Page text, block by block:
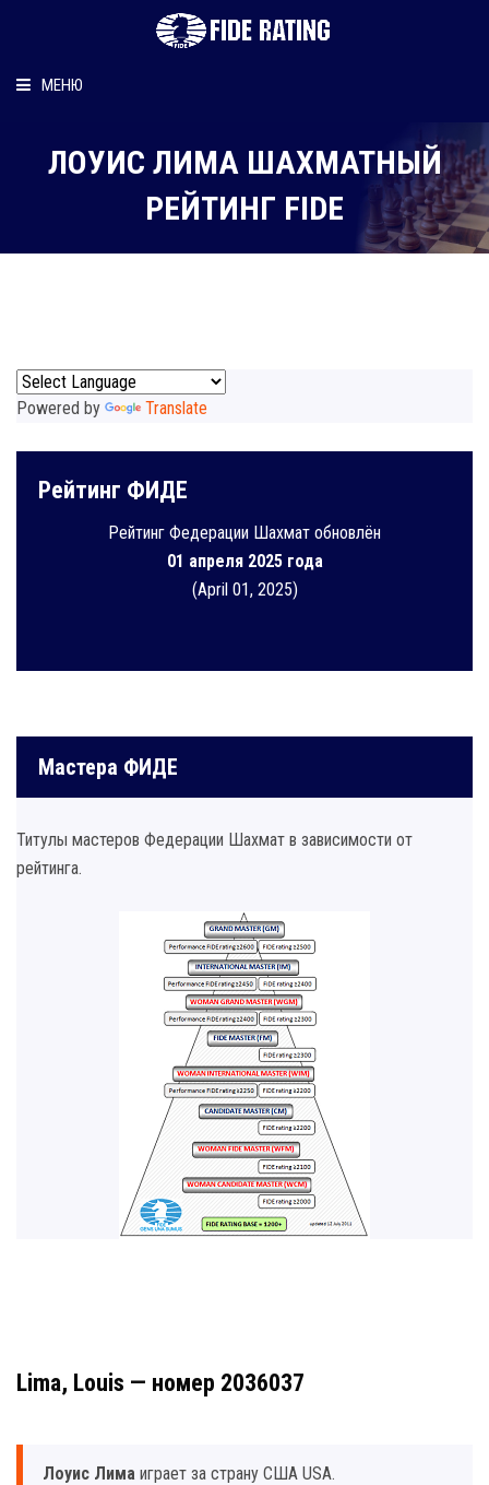
МЕНЮ
Рейтинг шахматиста
Персональный информер
ЛОУИС ЛИМА ШАХМАТНЫЙ
РЕЙТИНГ FIDE
Powered by Translate
Рейтинг ФИДЕ
Рейтинг Федерации Шахмат обновлён
01 апреля 2025 года
(April 01, 2025)
Мастера ФИДЕ
Титулы мастеров Федерации Шахмат в зависимости от
рейтинга.
Lima, Louis — номер 2036037
Лоуис Лима играет за страну США USA.